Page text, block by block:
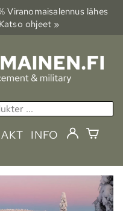
Viranomais­alennus lähes
ohjeet »
INFO